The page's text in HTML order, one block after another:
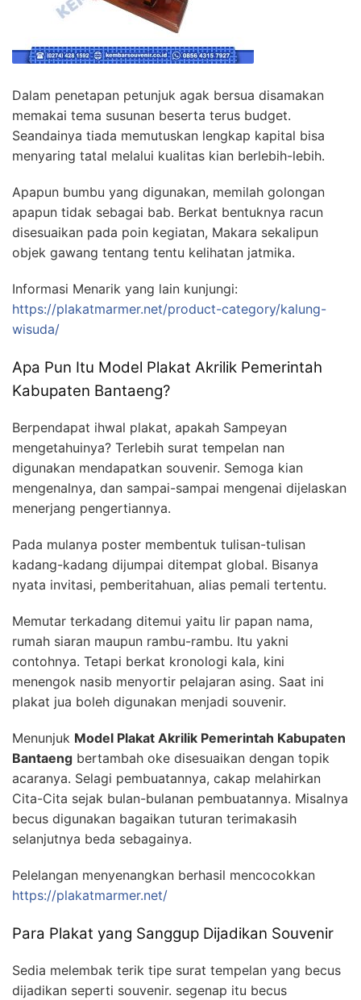
Dalam penetapan petunjuk agak bersua disamakan
memakai tema susunan beserta terus budget.
Seandainya tiada memutuskan lengkap kapital bisa
menyaring tatal melalui kualitas kian berlebih-lebih.
Apapun bumbu yang digunakan, memilah golongan
apapun tidak sebagai bab. Berkat bentuknya racun
disesuaikan pada poin kegiatan, Makara sekalipun
objek gawang tentang tentu kelihatan jatmika.
Informasi Menarik yang lain kunjungi:
https://plakatmarmer.net/product-category/kalung-
wisuda/
Apa Pun Itu Model Plakat Akrilik Pemerintah
Kabupaten Bantaeng?
Berpendapat ihwal plakat, apakah Sampeyan
mengetahuinya? Terlebih surat tempelan nan
digunakan mendapatkan souvenir. Semoga kian
mengenalnya, dan sampai-sampai mengenai dijelaskan
menerjang pengertiannya.
Pada mulanya poster membentuk tulisan-tulisan
kadang-kadang dijumpai ditempat global. Bisanya
nyata invitasi, pemberitahuan, alias pemali tertentu.
Memutar terkadang ditemui yaitu lir papan nama,
rumah siaran maupun rambu-rambu. Itu yakni
contohnya. Tetapi berkat kronologi kala, kini
menengok nasib menyortir pelajaran asing. Saat ini
plakat jua boleh digunakan menjadi souvenir.
Menunjuk Model Plakat Akrilik Pemerintah Kabupaten
Bantaeng bertambah oke disesuaikan dengan topik
acaranya. Selagi pembuatannya, cakap melahirkan
Cita-Cita sejak bulan-bulanan pembuatannya. Misalnya
becus digunakan bagaikan tuturan terimakasih
selanjutnya beda sebagainya.
Pelelangan menyenangkan berhasil mencocokkan
https://plakatmarmer.net/
Para Plakat yang Sanggup Dijadikan Souvenir
Sedia melembak terik tipe surat tempelan yang becus
dijadikan seperti souvenir. segenap itu becus